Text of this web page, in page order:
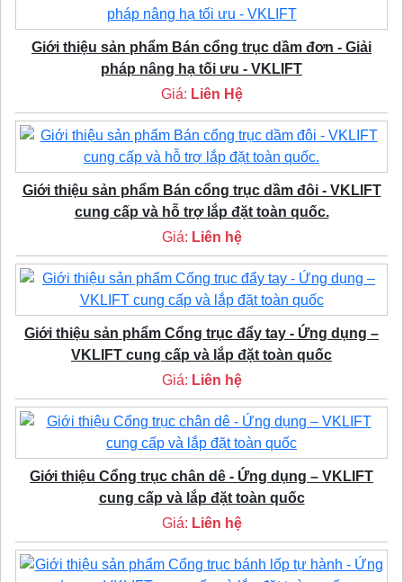
Giới thiệu sản phẩm Bán cổng trục dầm đơn - Giải
pháp nâng hạ tối ưu - VKLIFT
Giá: Liên Hệ
Giới thiệu sản phẩm Bán cổng trục dầm đôi - VKLIFT
cung cấp và hỗ trợ lắp đặt toàn quốc.
Giá: Liên hệ
Giới thiệu sản phẩm Cổng trục đẩy tay - Ứng dụng –
VKLIFT cung cấp và lắp đặt toàn quốc
Giá: Liên hệ
Giới thiệu Cổng trục chân dê - Ứng dụng – VKLIFT
cung cấp và lắp đặt toàn quốc
Giá: Liên hệ